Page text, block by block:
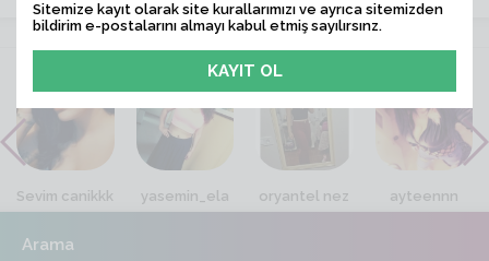
VİTRİN
Sevim canikkk yasemin_ela oryantel nez ayteennn
Arama
Sitemize kayıt olarak site kurallarımızı ve ayrıca sitemizden
bildirim e-postalarını almayı kabul etmiş sayılırsınz.